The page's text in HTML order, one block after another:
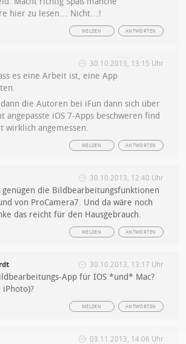
hier zu lesen… Nicht…!
ANTWORTEN
MELDEN
30.10.2013, 13:15 Uhr
es eine Arbeit ist, eine App
die Autoren bei iFun dann sich über
angepasste iOS 7-Apps beschweren find
wirklich angemessen.
ANTWORTEN
MELDEN
30.10.2013, 12:40 Uhr
die Bildbearbeitungsfunktionen
von ProCamera7. Und da wäre noch
das reicht für den Hausgebrauch.
ANTWORTEN
MELDEN
30.10.2013, 13:17 Uhr
App für IOS *und* Mac?
ANTWORTEN
MELDEN
03.11.2013, 14:06 Uhr